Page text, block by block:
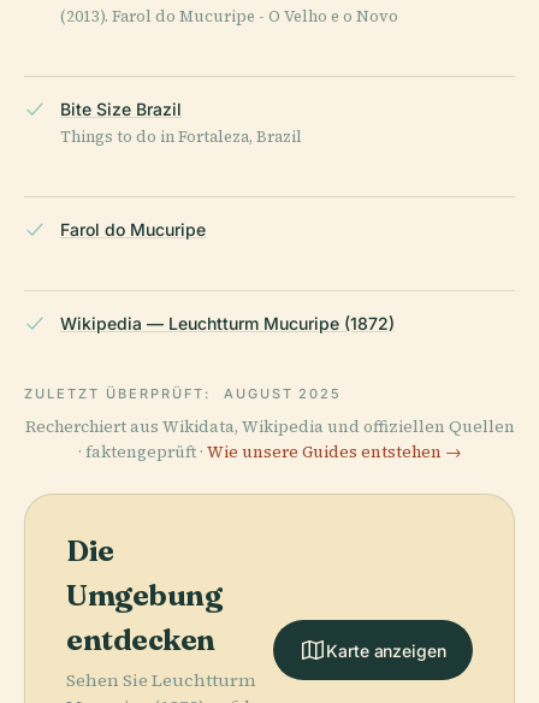
(2013). Farol do Mucuripe - O Velho e o Novo
Bite Size Brazil
Things to do in Fortaleza, Brazil
Farol do Mucuripe
Wikipedia — Leuchtturm Mucuripe (1872)
ZULETZT ÜBERPRÜFT: AUGUST 2025
Recherchiert aus Wikidata, Wikipedia und offiziellen Quellen
· faktengeprüft · Wie unsere Guides entstehen →
Die
Umgebung
entdecken
Sehen Sie Leuchtturm
Karte anzeigen